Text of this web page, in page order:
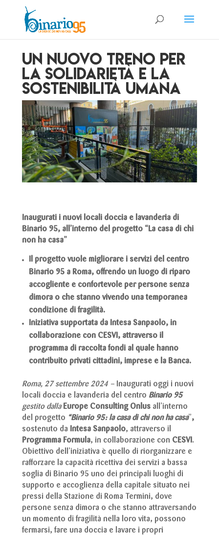
UN NUOVO TRENO PER
LA SOLIDARIETÀ E LA
SOSTENIBILITÀ UMANA
Inaugurati i nuovi locali doccia e lavanderia di
Binario 95, all’interno del progetto “La casa di chi
non ha casa”
Il progetto vuole migliorare i servizi del centro
Binario 95 a Roma, offrendo un luogo di riparo
accogliente e confortevole per persone senza
dimora o che stanno vivendo una temporanea
condizione di fragilità.
Iniziativa supportata da Intesa Sanpaolo, in
collaborazione con CESVI, attraverso il
programma di raccolta fondi al quale hanno
contribuito privati cittadini, imprese e la Banca.
Roma, 27 settembre 2024 – Inaugurati oggi i nuovi
locali doccia e lavanderia del centro Binario 95
gestito dalla Europe Consulting Onlusall’interno
del progetto “Binario 95: la casa di chi non ha casa”,
sostenuto da
Intesa Sanpaolo, attraverso il
Programma Formula, in collaborazione con CESVI .
Obiettivo dell’iniziativa è quello di riorganizzare e
rafforzare la capacità ricettiva dei servizi a bassa
soglia di Binario 95 uno dei principali luoghi di
supporto e accoglienza della capitale situato nei
pressi della Stazione di Roma Termini, dove
persone senza dimora o che stanno attraversando
un momento di fragilità nella loro vita, possono
fermarsi, fare una doccia e lavare i propri